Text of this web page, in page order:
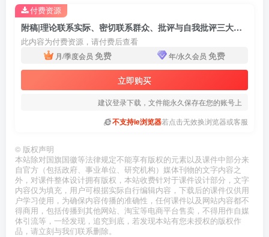
附稿|理论联系实际、密切联系群众、批评与自我批评三大作风学习主题党课ppt教育课件
此内容为付费资源，请付费后查看
月/季度会员 免费 年/永久会员 免费
立即购买
建议登录下载，文件能永久保存在您的账号上
不支持ie浏览器若点击无效换浏览器或客服
付费资源
© 版权声明
本站除对国旗国徽等法律规定不能享有版权的元素以及课件中部分来
自官方（包括政府、事业单位、研究机构）媒体刊物的文字内容之
外，对课件整体设计拥有版权，本站收费针对于课件设计部分，文字
内容仅为填充，用户可根据实际自行编辑内容，下载后的课件仅供用
户学习使用，为确保内容传播的准确性，任何课件以及网站内容都不
得商用，包括传播到其他网站、淘宝等电商平台售卖，不得用作自媒
体引流等，一经发现，追究到底，若发现本站有您未授权的版权作
品，请立刻与我们联系删除。